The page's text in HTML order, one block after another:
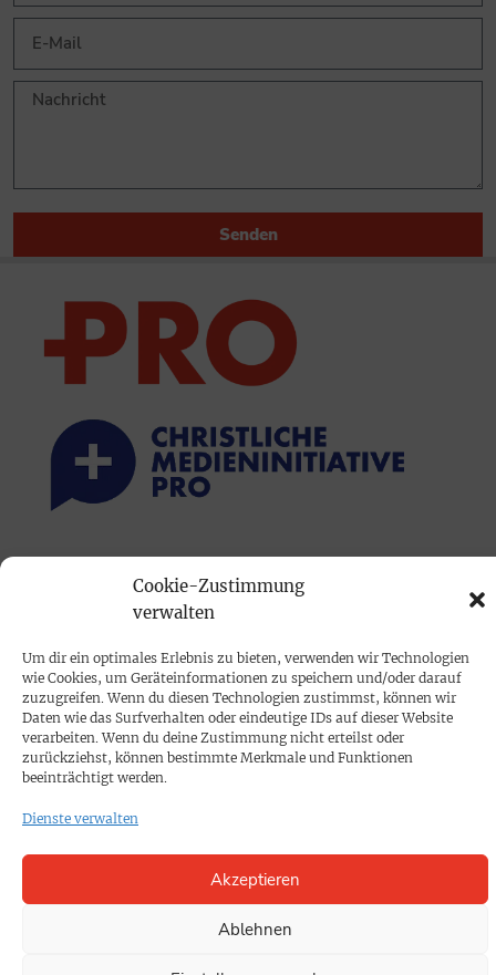
Cookie-Zustimmung
verwalten
Um dir ein optimales Erlebnis zu bieten, verwenden wir Technologien
wie Cookies, um Geräteinformationen zu speichern und/oder darauf
zuzugreifen. Wenn du diesen Technologien zustimmst, können wir
Daten wie das Surfverhalten oder eindeutige IDs auf dieser Website
verarbeiten. Wenn du deine Zustimmung nicht erteilst oder
zurückziehst, können bestimmte Merkmale und Funktionen
beeinträchtigt werden.
Dienste verwalten
Akzeptieren
Ablehnen
Senden
Mediadaten
PROKOMPAKT
Impressum
SPENDEN
Cookie-Richtlinie